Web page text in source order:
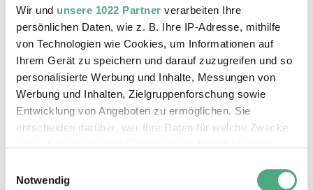
Wir und unsere 1022 Partner verarbeiten Ihre
persönlichen Daten, wie z. B. Ihre IP-Adresse, mithilfe
von Technologien wie Cookies, um Informationen auf
Ihrem Gerät zu speichern und darauf zuzugreifen und so
personalisierte Werbung und Inhalte, Messungen von
Werbung und Inhalten, Zielgruppenforschung sowie
Entwicklung von Angeboten zu ermöglichen. Sie
entscheiden darüber, wer Ihre Daten für welche Zwecke
Trigger Symbol ändern oder widerrufen
Notwendig
X RAY neu